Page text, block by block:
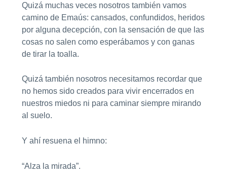
Quizá muchas veces nosotros también vamos
camino de Emaús: cansados, confundidos, heridos
por alguna decepción, con la sensación de que las
cosas no salen como esperábamos y con ganas
de tirar la toalla.
Quizá también nosotros necesitamos recordar que
no hemos sido creados para vivir encerrados en
nuestros miedos ni para caminar siempre mirando
al suelo.
Y ahí resuena el himno:
“Alza la mirada”.